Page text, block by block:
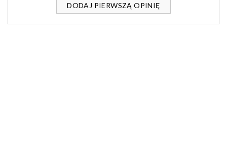
DODAJ PIERWSZĄ OPINIĘ